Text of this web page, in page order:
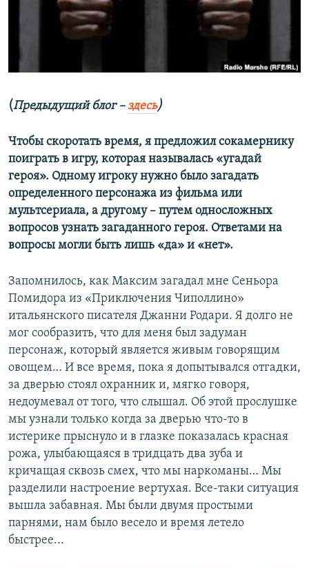
ПОБЕДИТЕЛЕЙ НЕ СУДЯТ?
КРЫМ.НЕПОКОРЕННЫЙ
ПРИСОЕДИНЯЙТЕСЬ!
Все сайты RFE/RL
(Предыдущий блог –здесь)
Чтобы скоротать время, я предложил сокамернику
поиграть в игру, которая называлась «угадай
героя». Одному игроку нужно было загадать
определенного персонажа из фильма или
мультсериала, а другому – путем односложных
вопросов узнать загаданного героя. Ответами на
вопросы могли быть лишь «да» и «нет».
Запомнилось, как Максим загадал мне Сеньора
Помидора из «Приключения Чиполлино»
итальянского писателя Джанни Родари. Я долго не
мог сообразить, что для меня был задуман
персонаж, который является живым говорящим
овощем… И все время, пока я допытывался отгадки,
за дверью стоял охранник и, мягко говоря,
недоумевал от того, что слышал. Об этой прослушке
мы узнали только когда за дверью что-то в
истерике прыснуло и в глазке показалась красная
рожа, улыбающаяся в тридцать два зуба и
кричащая сквозь смех, что мы наркоманы… Мы
разделили настроение вертухая. Все-таки ситуация
вышла забавная. Мы были двумя простыми
парнями, нам было весело и время летело
быстрее...